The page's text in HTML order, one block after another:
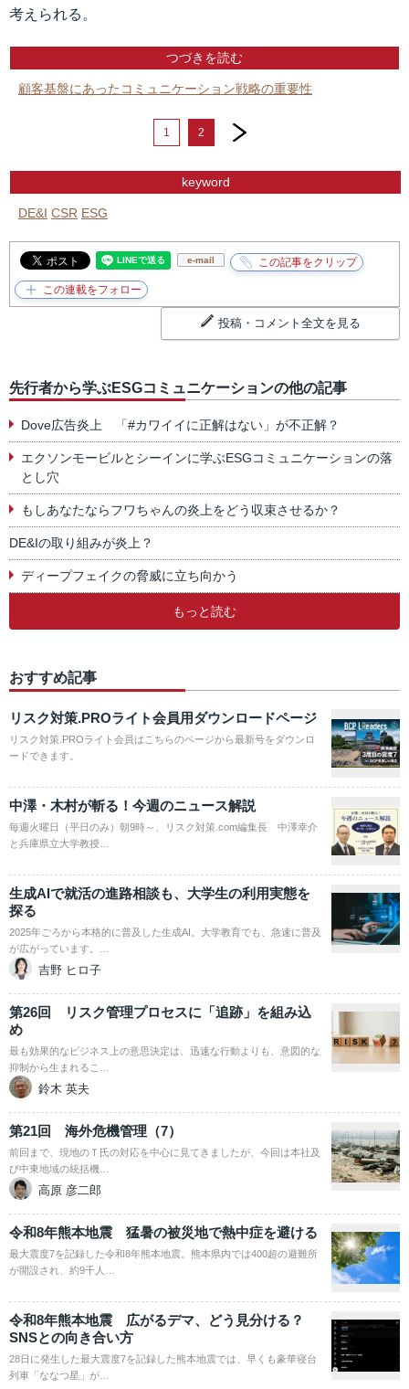
考えられる。
つづきを読む
​​顧客基盤にあったコミュニケーション戦略の重要性
1 2
next
keyword
DE&I CSR ESG
e-mail
投稿・コメント全文を見る
先行者から学ぶESGコミュニケーションの他の記事
Dove広告炎上 「#カワイイに正解はない」が不正解？
エクソンモービルとシーインに学ぶESGコミュニケーションの落
とし穴
もしあなたならフワちゃんの炎上をどう収束させるか？
DE&Iの取り組みが炎上？
ディープフェイクの脅威に立ち向かう
もっと読む
おすすめ記事
リスク対策.PROライト会員用ダウンロードページ
リスク対策.PROライト会員はこちらのページから最新号をダウンロ
ードできます。
中澤・木村が斬る！今週のニュース解説
毎週火曜日（平日のみ）朝9時～、リスク対策.com編集長 中澤幸介
と兵庫県立大学教授…
生成AIで就活の進路相談も、大学生の利用実態を
探る
2025年ごろから本格的に普及した生成AI。大学教育でも、急速に普及
が広がっています。…
吉野 ヒロ子
第26回 リスク管理プロセスに「追跡」を組み込
め
最も効果的なビジネス上の意思決定は、迅速な行動よりも、意図的な
抑制から生まれるこ…
鈴木 英夫
第21回 海外危機管理（7）
前回まで、現地のＴ氏の対応を中心に見てきましたが、今回は本社及
び中東地域の統括機…
高原 彦二郎
令和8年熊本地震 猛暑の被災地で熱中症を避ける
最大震度7を記録した令和8年熊本地震。熊本県内では400超の避難所
が開設され、約9千人…
令和8年熊本地震 広がるデマ、どう見分ける？
SNSとの向き合い方
28日に発生した最大震度7を記録した熊本地震では、早くも豪華寝台
列車「ななつ星」が…